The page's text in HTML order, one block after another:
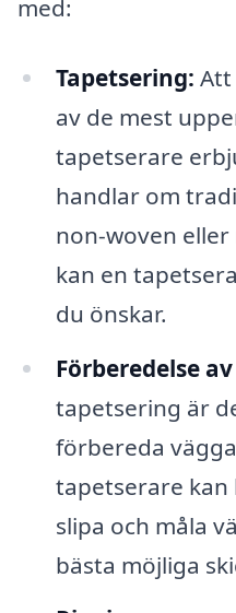
med:
Tapetsering: Att
av de mest
tapetserare
handlar om
non-woven
kan en
du önskar.
Förberedelse
tapetsering är
förbereda
tapetserare kan
slipa och måla
bästa möjliga